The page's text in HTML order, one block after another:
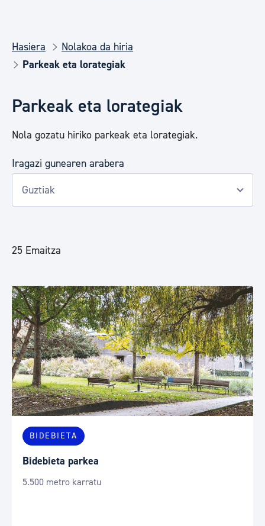
Hasiera
Nolakoa da hiria
Parkeak eta lorategiak
Parkeak eta lorategiak
Nola gozatu hiriko parkeak eta lorategiak.
Iragazi gunearen arabera
25 Emaitza
BIDEBIETA
Bidebieta parkea
5.500 metro karratu